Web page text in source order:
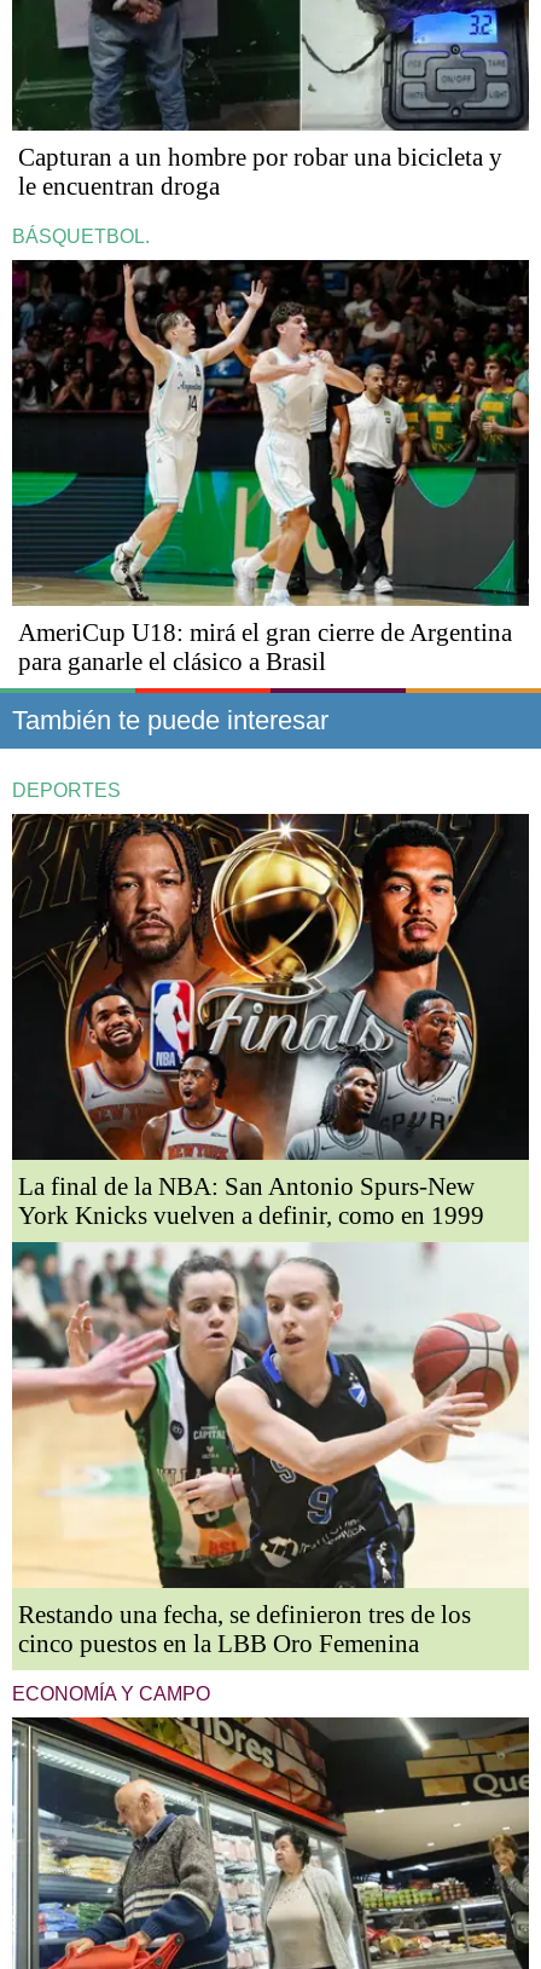
Capturan a un hombre por robar una bicicleta y
le encuentran droga
BÁSQUETBOL.
AmeriCup U18: mirá el gran cierre de Argentina
para ganarle el clásico a Brasil
También te puede interesar
DEPORTES
La final de la NBA: San Antonio Spurs-New
York Knicks vuelven a definir, como en 1999
Restando una fecha, se definieron tres de los
cinco puestos en la LBB Oro Femenina
ECONOMÍA Y CAMPO